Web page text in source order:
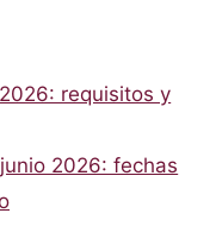
requisitos y
2026: fechas